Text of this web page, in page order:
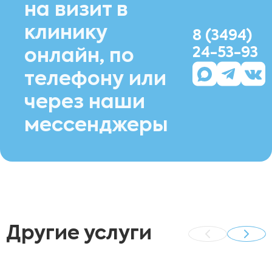
на визит в
клинику
онлайн, по
телефону или
через наши
мессенджеры
8 (3494)
24-53-93
Другие услуги